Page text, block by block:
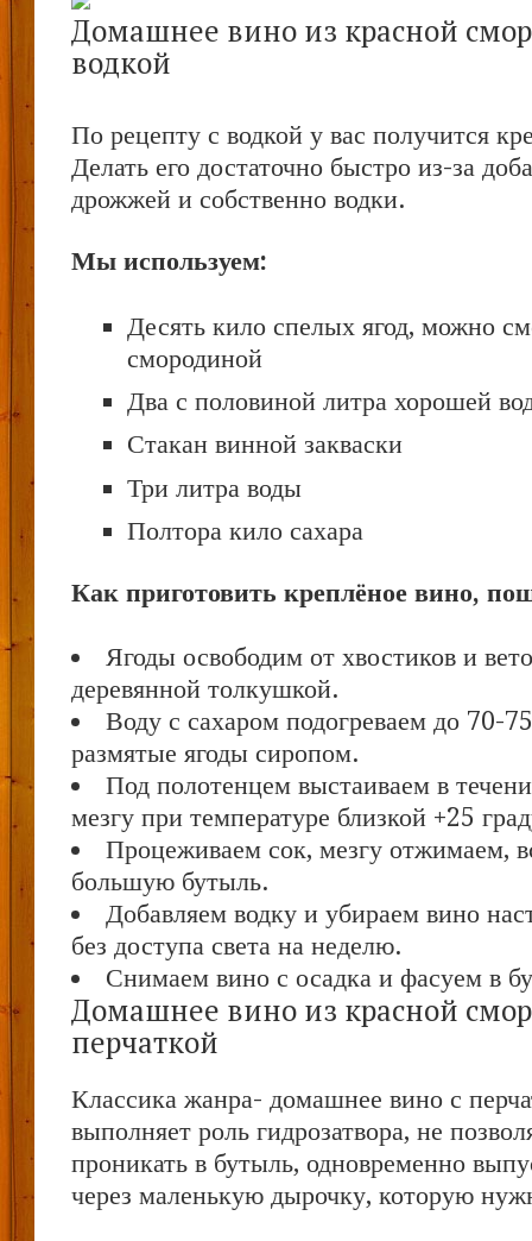
Домашнее вино из красной
водкой
По рецепту с водкой у вас получится
Делать его достаточно быстро из-за
дрожжей и собственно водки.
Мы используем:
Десять кило спелых ягод, можно
смородиной
Два с половиной литра хорошей
Стакан винной закваски
Три литра воды
Полтора кило сахара
Как приготовить креплёное вино,
Ягоды освободим от хвостиков и
деревянной толкушкой.
Воду с сахаром подогреваем до 70-
размятые ягоды сиропом.
Под полотенцем выстаиваем в
мезгу при температуре близкой +25
Процеживаем сок, мезгу отжимаем,
большую бутыль.
Добавляем водку и убираем вино
без доступа света на неделю.
Снимаем вино с осадка и фасуем в
Домашнее вино из красной
перчаткой
Классика жанра- домашнее вино с
выполняет роль гидрозатвора, не
проникать в бутыль, одновременно
через маленькую дырочку, которую